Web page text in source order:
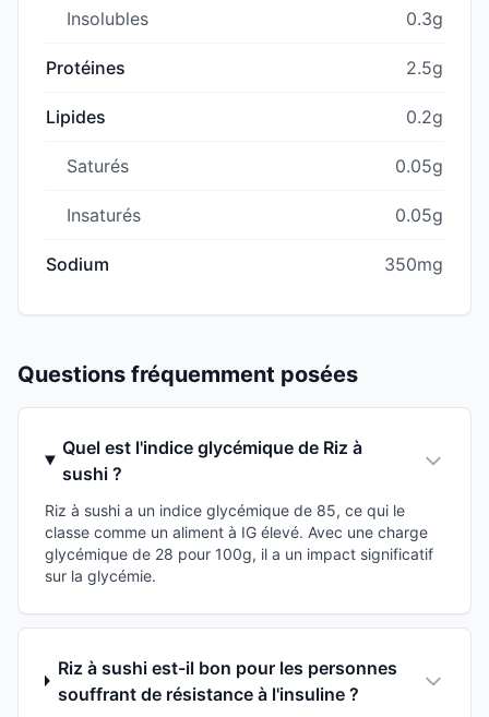
Insolubles 0.3g
Protéines 2.5g
Lipides 0.2g
Saturés 0.05g
Insaturés 0.05g
Sodium 350mg
Questions fréquemment posées
Quel est l'indice glycémique de Riz à
sushi ?
Riz à sushi a un indice glycémique de 85, ce qui le
classe comme un aliment à IG élevé. Avec une charge
glycémique de 28 pour 100g, il a un impact significatif
sur la glycémie.
Riz à sushi est-il bon pour les personnes
souffrant de résistance à l'insuline ?